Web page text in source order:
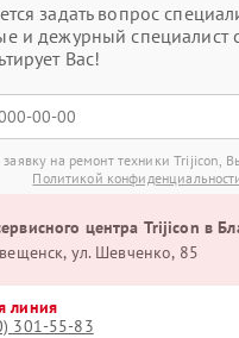
задать вопрос
и дежурный специалист
Вас!
на ремонт техники Trijicon,
Политикой
центра Trijicon в
ул. Шевченко, 85
линия
301-55-83